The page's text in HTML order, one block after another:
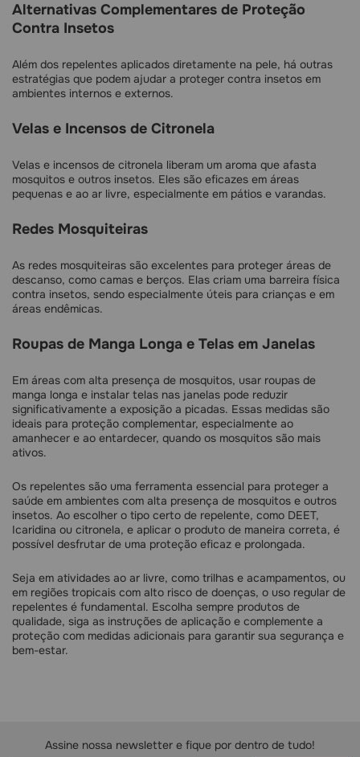
Alternativas Complementares de Proteção
Contra Insetos
Além dos repelentes aplicados diretamente na pele, há outras
estratégias que podem ajudar a proteger contra insetos em
ambientes internos e externos.
Velas e Incensos de Citronela
Velas e incensos de citronela liberam um aroma que afasta
mosquitos e outros insetos. Eles são eficazes em áreas
pequenas e ao ar livre, especialmente em pátios e varandas.
Redes Mosquiteiras
As redes mosquiteiras são excelentes para proteger áreas de
descanso, como camas e berços. Elas criam uma barreira física
contra insetos, sendo especialmente úteis para crianças e em
áreas endêmicas.
Roupas de Manga Longa e Telas em Janelas
Em áreas com alta presença de mosquitos, usar roupas de
manga longa e instalar telas nas janelas pode reduzir
significativamente a exposição a picadas. Essas medidas são
ideais para proteção complementar, especialmente ao
amanhecer e ao entardecer, quando os mosquitos são mais
ativos.
Os repelentes são uma ferramenta essencial para proteger a
saúde em ambientes com alta presença de mosquitos e outros
insetos. Ao escolher o tipo certo de repelente, como DEET,
Icaridina ou citronela, e aplicar o produto de maneira correta, é
possível desfrutar de uma proteção eficaz e prolongada.
Seja em atividades ao ar livre, como trilhas e acampamentos, ou
em regiões tropicais com alto risco de doenças, o uso regular de
repelentes é fundamental. Escolha sempre produtos de
qualidade, siga as instruções de aplicação e complemente a
proteção com medidas adicionais para garantir sua segurança e
bem-estar.
Assine nossa newsletter e fique por dentro de tudo!